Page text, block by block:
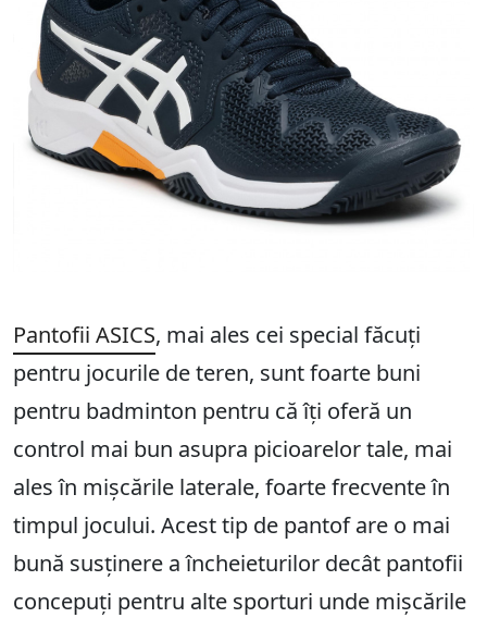
Pantofii ASICS, mai ales cei special făcuți
pentru jocurile de teren, sunt foarte buni
pentru badminton pentru că îți oferă un
control mai bun asupra picioarelor tale, mai
ales în mișcările laterale, foarte frecvente în
timpul jocului. Acest tip de pantof are o mai
bună susținere a încheieturilor decât pantofii
concepuți pentru alte sporturi unde mișcările